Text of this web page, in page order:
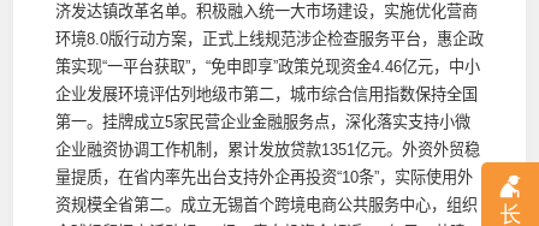
长
济发达镇改革名单。积极融入统一大市场建设，实施优化营商
环境8.0版行动方案，正式上线规范涉企检查服务平台，惠企政
策实现“一平台获取”，“免申即享”政策兑现资金4.46亿元，中小
企业发展环境评估列地级市第二，城市综合信用指数保持全国
第一。挂牌成立5家民营企业金融服务点，深化落实支持小微
企业融资协调工作机制，累计发放贷款1351亿元。外资外贸稳
量提质，在省内率先出台支持外企再投资“10条”，实际使用外
资规模全省第二。成立无锡首个跨境电商公共服务中心，组织